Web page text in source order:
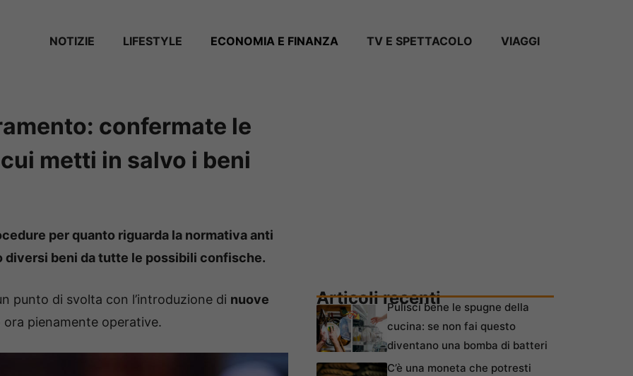
NOTIZIE LIFESTYLE ECONOMIA E FINANZA TV E SPETTACOLO VIAGGI
confermate le
metti in salvo i beni
per quanto riguarda la normativa anti
beni da tutte le possibili confische.
punto di svolta con l’introduzione di nuove
ora pienamente operative.
Articoli recentiPulisci bene le spugne della
cucina: se non fai questo
diventano una bomba di batteri
C’è una moneta che potresti